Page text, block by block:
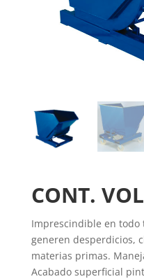
CONT.
Imprescindible en
generen desperdicios,
materias primas.
Acabado superficial